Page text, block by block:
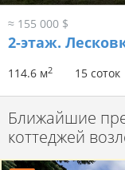
≈ 155 000 $
2-этаж.
114.6 м2 15 соток
Ближайшие
коттеджей